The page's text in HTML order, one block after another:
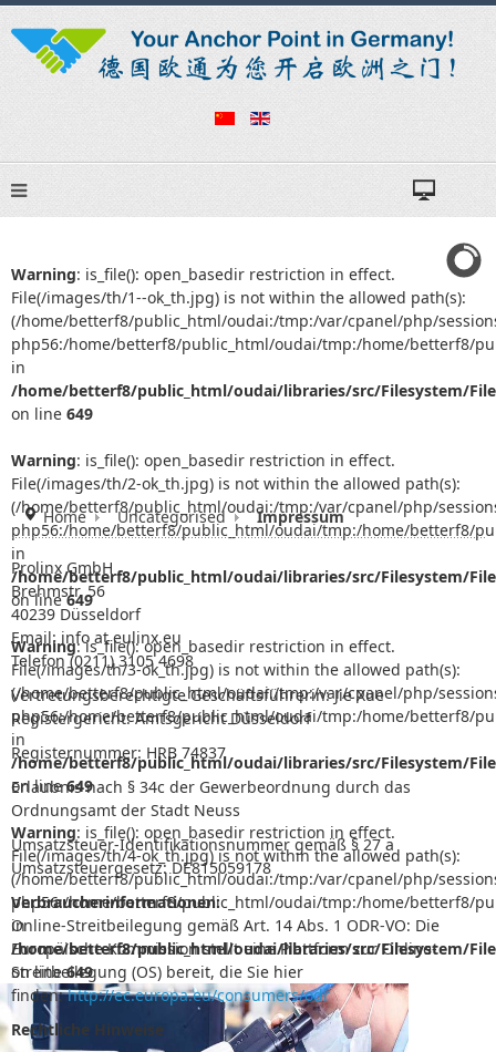
Warning: is_file(): open_basedir restriction in effect.
File(/images/th/1--ok_th.jpg) is not within the allowed path(s):
(/home/betterf8/public_html/oudai:/tmp:/var/cpanel/php/
php56:/home/betterf8/public_html/oudai/tmp:/home/betterf8/
in
/home/betterf8/public_html/oudai/libraries/src/Filesystem/
on line 649
Warning: is_file(): open_basedir restriction in effect.
File(/images/th/2-ok_th.jpg) is not within the allowed path(s):
(/home/betterf8/public_html/oudai:/tmp:/var/cpanel/php/
php56:/home/betterf8/public_html/oudai/tmp:/home/betterf8/
in
/home/betterf8/public_html/oudai/libraries/src/Filesystem/
on line649
Warning: is_file(): open_basedir restriction in effect.
File(/images/th/3-ok_th.jpg) is not within the allowed path(s):
(/home/betterf8/public_html/oudai:/tmp:/var/cpanel/php/
php56:/home/betterf8/public_html/oudai/tmp:/home/betterf8/
in
/home/betterf8/public_html/oudai/libraries/src/Filesystem/
on line649
Warning: is_file(): open_basedir restriction in effect.
File(/images/th/4-ok_th.jpg) is not within the allowed path(s):
(/home/betterf8/public_html/oudai:/tmp:/var/cpanel/php/
php56:/home/betterf8/public_html/oudai/tmp:/home/betterf8/
in
/home/betterf8/public_html/oudai/libraries/src/Filesystem/
on line649
Home Uncategorised Impressum
Prolinx GmbH
Brehmstr. 56
40239 Düsseldorf
Email: info at eulinx.eu
Telefon (0211) 3105 4698
Vertretungsberechtigte Geschäftsführerin: Jie Xue
Registergericht: Amtsgericht Düsseldorf
Registernummer: HRB 74837
Erlaubnis nach § 34c der Gewerbeordnung durch das
Ordnungsamt der Stadt Neuss
Umsatzsteuer-Identifikationsnummer gemäß § 27 a
Umsatzsteuergesetz: DE815059178
Verbraucherinformationen:
Online-Streitbeilegung gemäß Art. 14 Abs. 1 ODR-VO: Die
Europäische Kommission stellt eine Plattform zur Online-
Streitbeilegung (OS) bereit, die Sie hier
finden:http://ec.europa.eu/consumers/odr
Rechtliche Hinweise